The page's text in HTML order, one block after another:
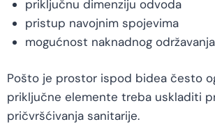
priključnu dimenziju odvoda
pristup navojnim spojevima
mogućnost naknadnog održavanja
Pošto je prostor ispod bidea često
priključne elemente treba uskladiti
pričvršćivanja sanitarije.